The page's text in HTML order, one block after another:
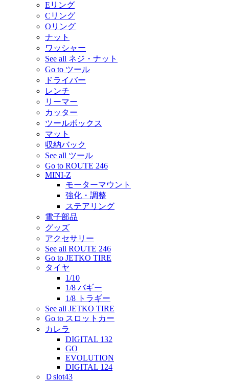
Eリング
Cリング
Oリング
ナット
ワッシャー
See all ネジ・ナット
Go to ツール
ドライバー
レンチ
リーマー
カッター
ツールボックス
マット
収納バック
See all ツール
Go to ROUTE 246
MINI-Z
モーターマウント
強化・調整
ステアリング
電子部品
グッズ
アクセサリー
See all ROUTE 246
Go to JETKO TIRE
タイヤ
1/10
1/8 バギー
1/8 トラギー
See all JETKO TIRE
Go to スロットカー
カレラ
DIGITAL 132
GO
EVOLUTION
DIGITAL 124
Ｄslot43